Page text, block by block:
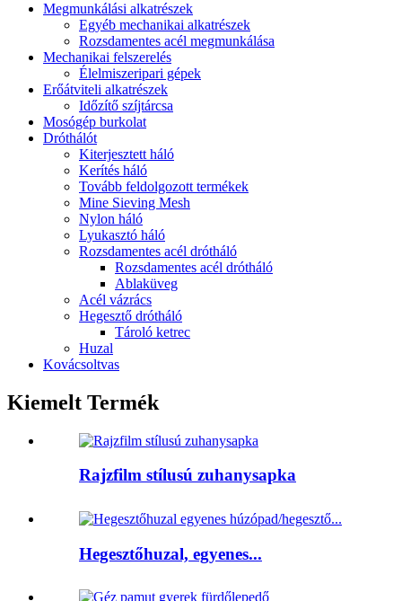
Megmunkálási alkatrészek
Egyéb mechanikai alkatrészek
Rozsdamentes acél megmunkálása
Mechanikai felszerelés
Élelmiszeripari gépek
Erőátviteli alkatrészek
Időzítő szíjtárcsa
Mosógép burkolat
Dróthálót
Kiterjesztett háló
Kerítés háló
Tovább feldolgozott termékek
Mine Sieving Mesh
Nylon háló
Lyukasztó háló
Rozsdamentes acél drótháló
Rozsdamentes acél drótháló
Ablaküveg
Acél vázrács
Hegesztő drótháló
Tároló ketrec
Huzal
Kovácsoltvas
Kiemelt Termék
Rajzfilm stílusú zuhanysapka
Hegesztőhuzal, egyenes...